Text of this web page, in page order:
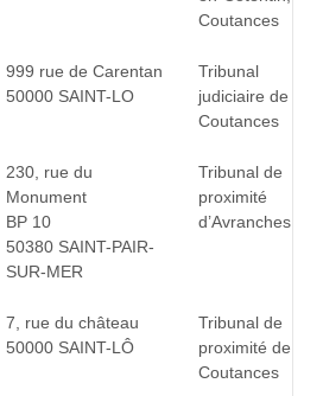
Coutances
999 rue de Carentan
50000 SAINT-LO
Tribunal
judiciaire de
Coutances
230, rue du
Monument
BP 10
50380 SAINT-PAIR-
SUR-MER
Tribunal de
proximité
d’Avranches
7, rue du château
50000 SAINT-LÔ
Tribunal de
proximité de
Coutances